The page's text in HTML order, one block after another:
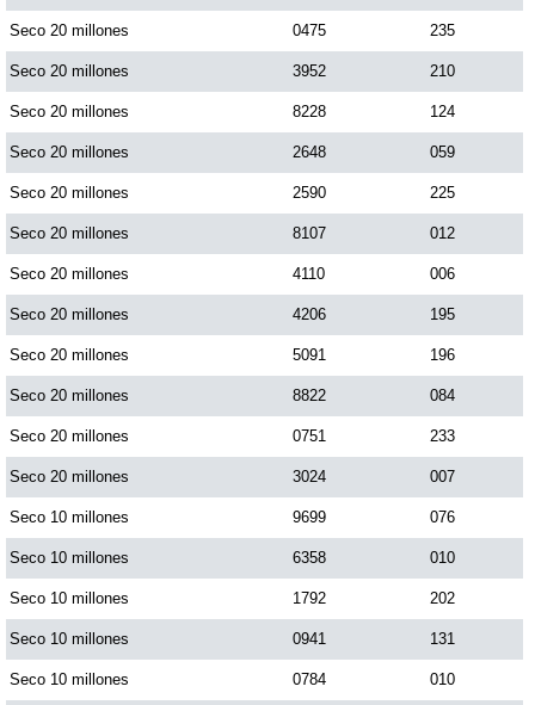
Pick 4 Día
Pick 4 Noche
Pijao de Oro
Saman de la suerte
Sinuano Día
Sinuano Noche
Super Chontico Noche
Seco 20 millones 0475 235
Seco 20 millones 3952 210
Seco 20 millones 8228 124
Seco 20 millones 2648 059
Seco 20 millones 2590 225
Seco 20 millones 8107 012
Seco 20 millones 4110 006
Seco 20 millones 4206 195
Seco 20 millones 5091 196
Seco 20 millones 8822 084
Seco 20 millones 0751 233
Seco 20 millones 3024 007
Seco 10 millones 9699 076
Seco 10 millones 6358 010
Seco 10 millones 1792 202
Seco 10 millones 0941 131
Seco 10 millones 0784 010